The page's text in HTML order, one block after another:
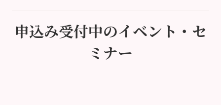
申込み受付中のイベント・セ
ミナー